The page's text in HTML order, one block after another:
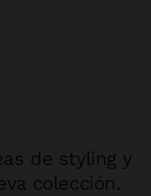
de styling y
colección.